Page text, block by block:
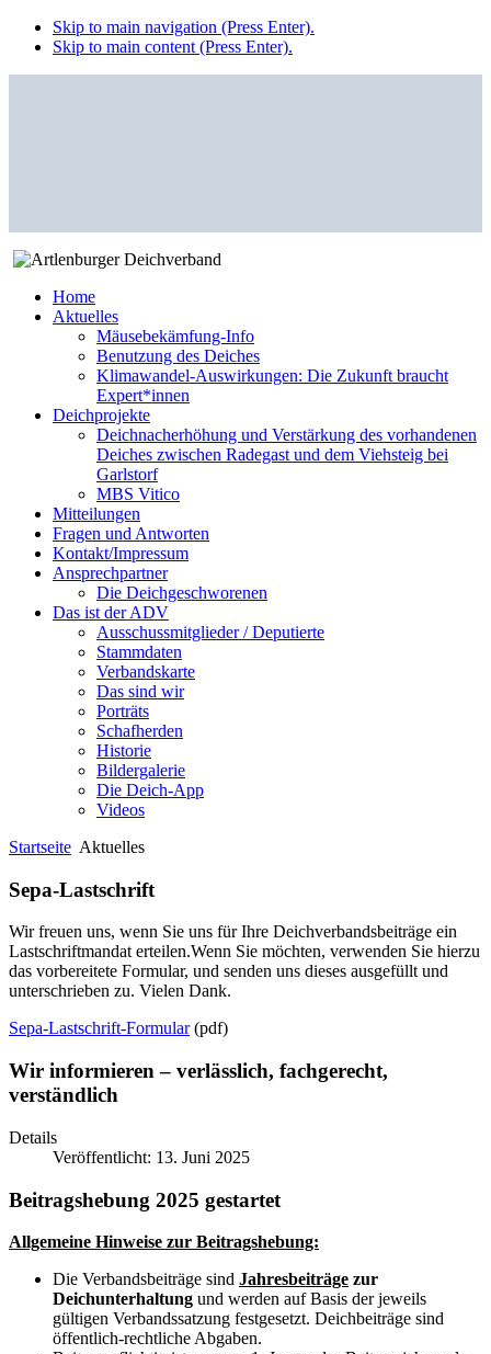
Skip to main navigation (Press Enter).
Skip to main content (Press Enter).
Home
Aktuelles
Mäusebekämfung-Info
Benutzung des Deiches
Klimawandel-Auswirkungen: Die Zukunft braucht
Expert*innen
Deichprojekte
Deichnacherhöhung und Verstärkung des vorhandenen
Deiches zwischen Radegast und dem Viehsteig bei
Garlstorf
MBS Vitico
Mitteilungen
Fragen und Antworten
Kontakt/Impressum
Ansprechpartner
Die Deichgeschworenen
Das ist der ADV
Ausschussmitglieder / Deputierte
Stammdaten
Verbandskarte
Das sind wir
Porträts
Schafherden
Historie
Bildergalerie
Die Deich-App
Videos
Startseite Aktuelles
Sepa-Lastschrift
Wir freuen uns, wenn Sie uns für Ihre Deichverbandsbeiträge ein
Lastschriftmandat erteilen.Wenn Sie möchten, verwenden Sie hierzu
das vorbereitete Formular, und senden uns dieses ausgefüllt und
unterschrieben zu. Vielen Dank.
Sepa-Lastschrift-Formular(pdf)
Wir informieren – verlässlich, fachgerecht,
verständlich
Details
Veröffentlicht: 13. Juni 2025
Beitragshebung 2025 gestartet
Allgemeine Hinweise zur Beitragshebung:
Die Verbandsbeiträge sind Jahresbeiträge zur
Deichunterhaltung und werden auf Basis der jeweils
gültigen Verbandssatzung festgesetzt. Deichbeiträge sind
öffentlich-rechtliche Abgaben.